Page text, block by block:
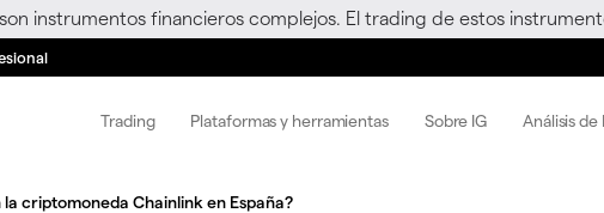
instrumentos financieros complejos. El trading de estos
Trading Plataformas y herramientas Sobre IG Análisis de
criptomoneda Chainlink en España?